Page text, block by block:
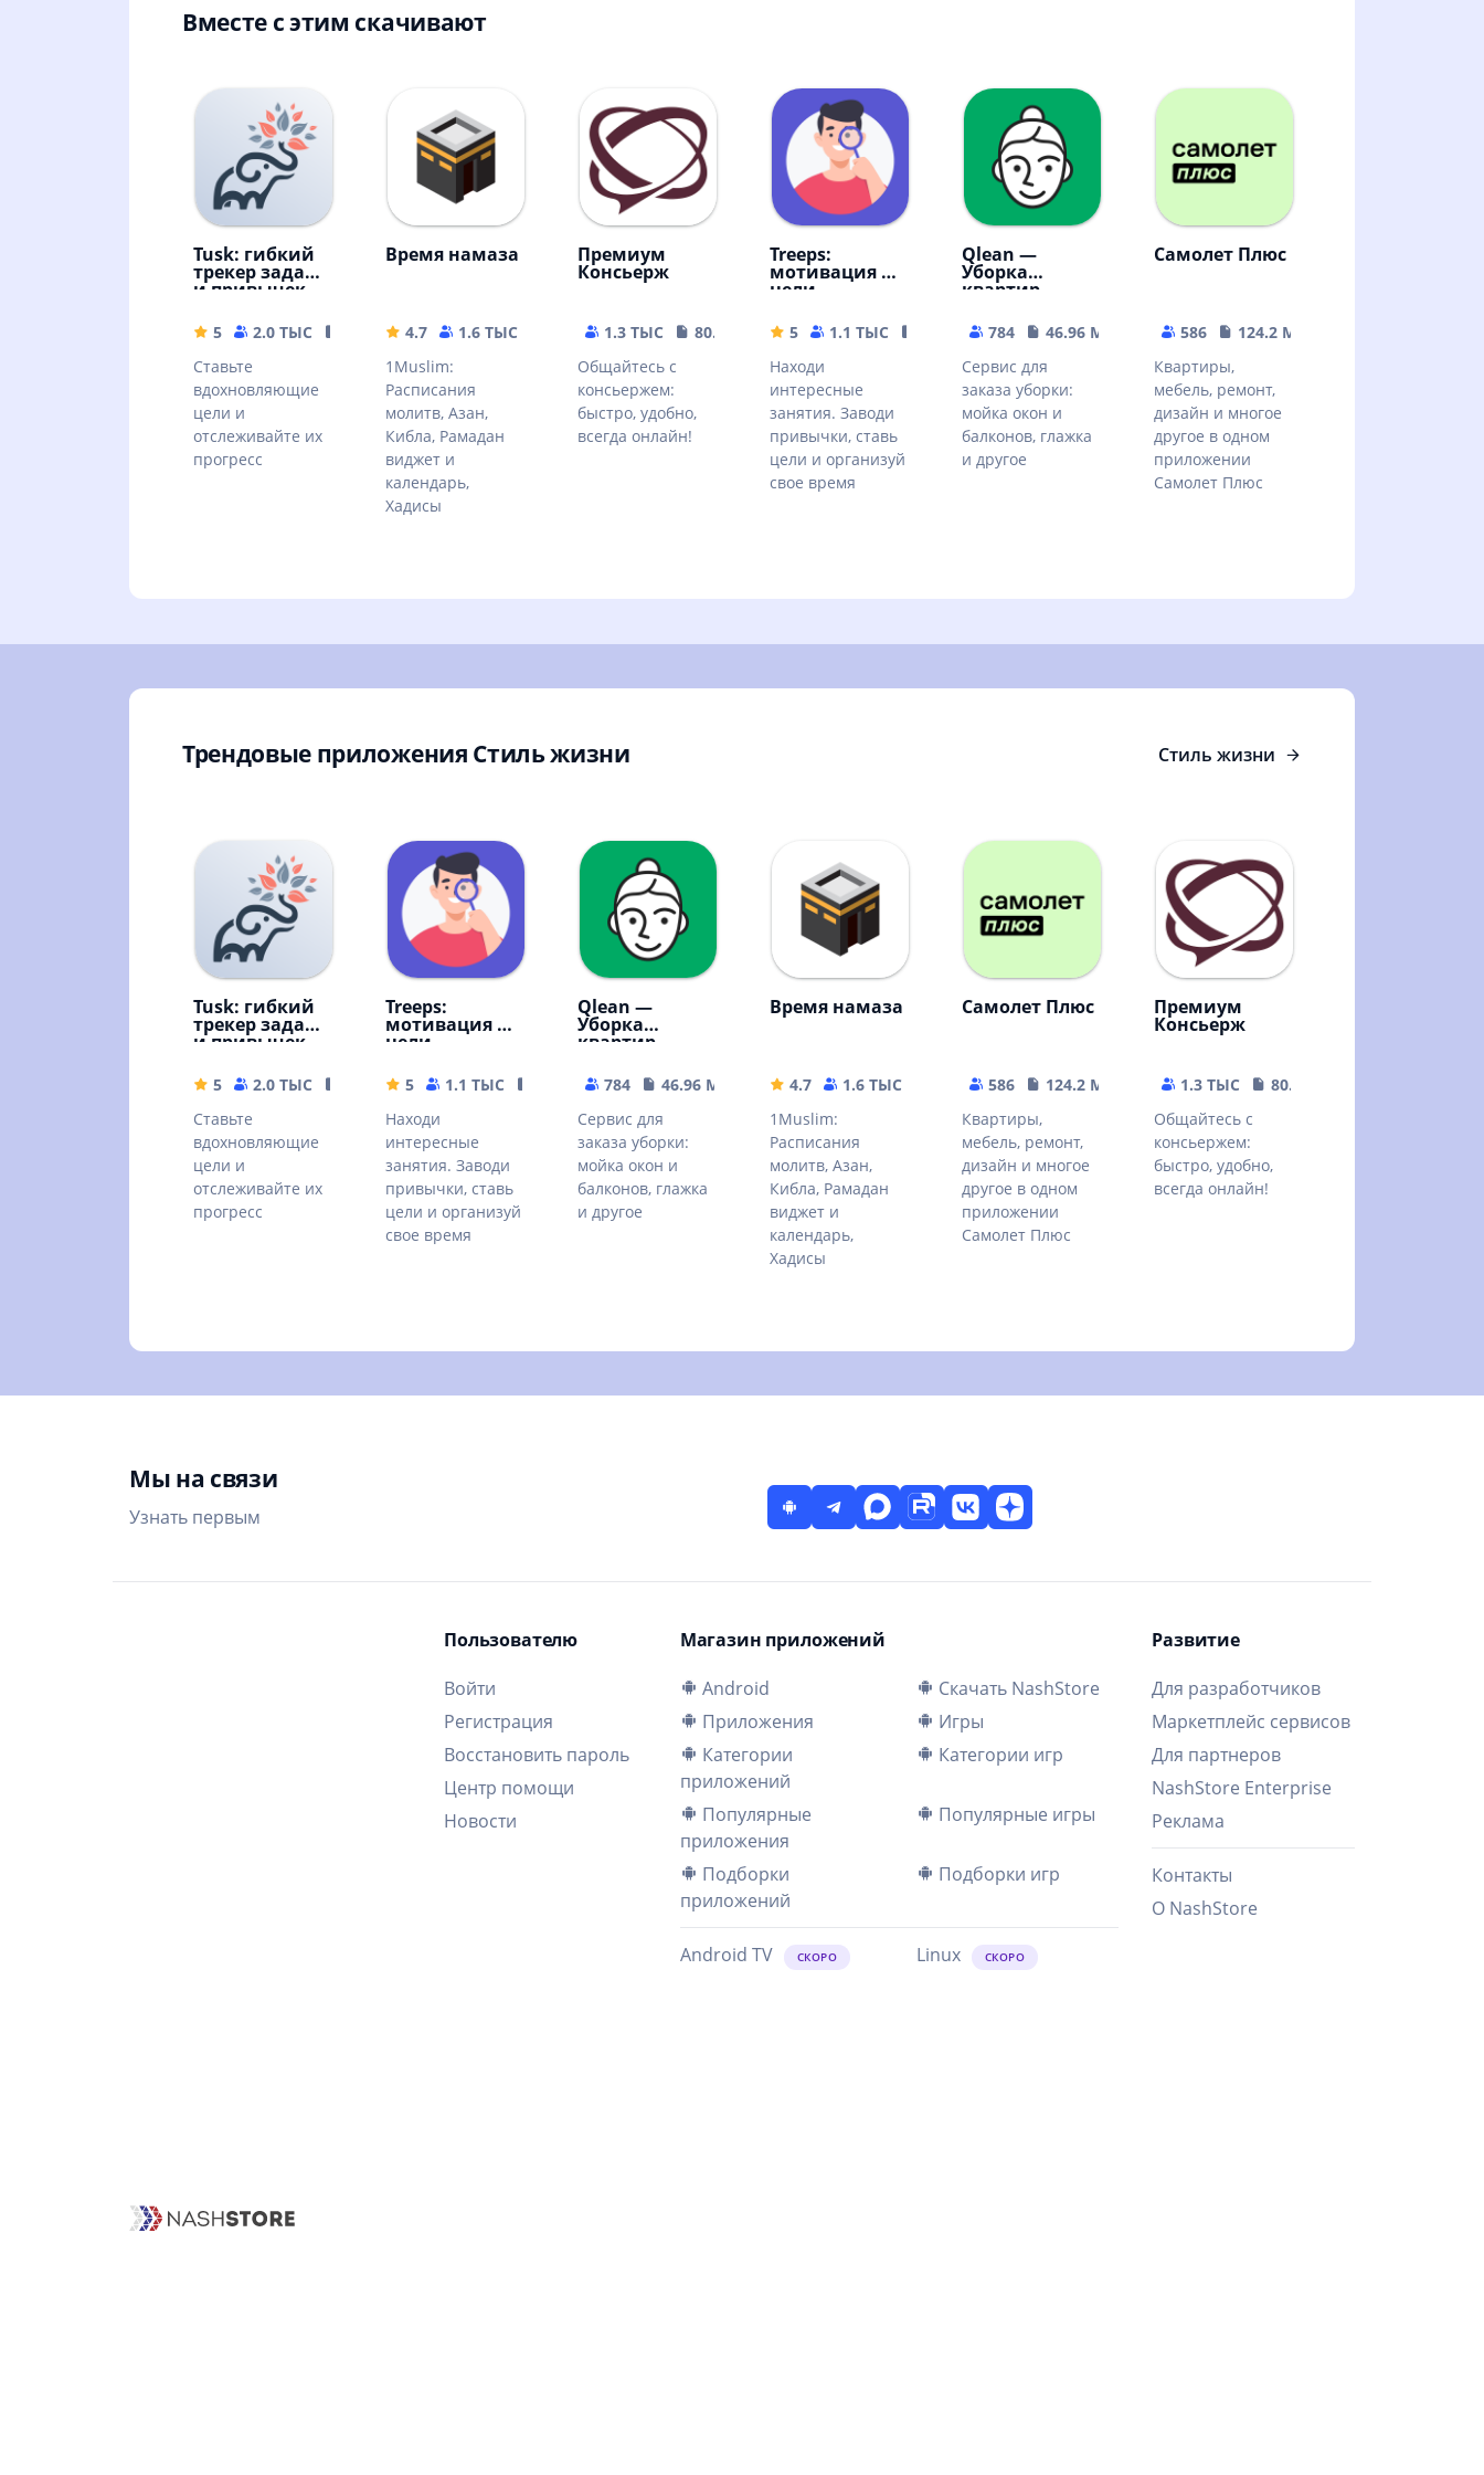
Вместе с этим скачивают
Tusk: гибкий
трекер задач
и привычек
5 2.0 ТЫС
54.94 MB
Ставьте
вдохновляющие
цели и
отслеживайте их
прогресс
Время намаза
4.7 1.6 ТЫС
24.72 MB
1Muslim:
Расписания
молитв, Азан,
Кибла, Рамадан
виджет и
календарь,
Хадисы
Премиум
Консьерж
1.3 ТЫС
80.14 MB
Общайтесь с
консьержем:
быстро, удобно,
всегда онлайн!
Treeps:
мотивация и
цели
5 1.1 ТЫС
24.6 MB
Находи
интересные
занятия. Заводи
привычки, ставь
цели и организуй
свое время
Qlean —
Уборка
квартир,
глажка
784
46.96 MB
Сервис для
заказа уборки:
мойка окон и
балконов, глажка
и другое
Самолет Плюс
586
124.2 MB
Квартиры,
мебель, ремонт,
дизайн и многое
другое в одном
приложении
Самолет Плюс
Трендовые приложения Стиль жизни Стиль жизни
Tusk: гибкий
трекер задач
и привычек
5 2.0 ТЫС
54.94 MB
Ставьте
вдохновляющие
цели и
отслеживайте их
прогресс
Treeps:
мотивация и
цели
5 1.1 ТЫС
24.6 MB
Находи
интересные
занятия. Заводи
привычки, ставь
цели и организуй
свое время
Qlean —
Уборка
квартир,
глажка
784
46.96 MB
Сервис для
заказа уборки:
мойка окон и
балконов, глажка
и другое
Время намаза
4.7 1.6 ТЫС
24.72 MB
1Muslim:
Расписания
молитв, Азан,
Кибла, Рамадан
виджет и
календарь,
Хадисы
Самолет Плюс
586
124.2 MB
Квартиры,
мебель, ремонт,
дизайн и многое
другое в одном
приложении
Самолет Плюс
Премиум
Консьерж
1.3 ТЫС
80.14 MB
Общайтесь с
консьержем:
быстро, удобно,
всегда онлайн!
Мы на связи
Узнать первым
Пользователю
Войти
Регистрация
Восстановить пароль
Центр помощи
Новости
Магазин приложений
Android
Скачать NashStore
Приложения
Игры
Категории
приложений
Категории игр
Популярные
приложения
Популярные игры
Подборки
приложений
Подборки игр
Android TV СКОРО Linux СКОРО
Развитие
Для разработчиков
Маркетплейс сервисов
Для партнеров
NashStore Enterprise
Реклама
Контакты
О NashStore